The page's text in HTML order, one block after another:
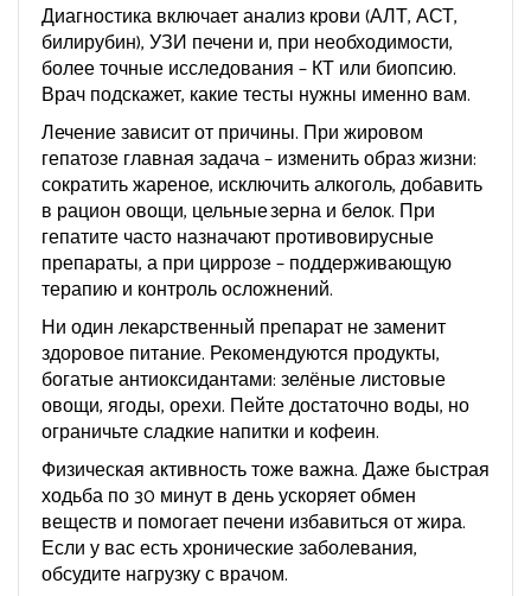
Диагностика включает анализ крови (АЛТ, АСТ,
билирубин), УЗИ печени и, при необходимости,
более точные исследования – КТ или биопсию.
Врач подскажет, какие тесты нужны именно вам.
Лечение зависит от причины. При жировом
гепатозе главная задача – изменить образ жизни:
сократить жареное, исключить алкоголь, добавить
в рацион овощи, цельные зерна и белок. При
гепатите часто назначают противовирусные
препараты, а при циррозе – поддерживающую
терапию и контроль осложнений.
Ни один лекарственный препарат не заменит
здоровое питание. Рекомендуются продукты,
богатые антиоксидантами: зелёные листовые
овощи, ягоды, орехи. Пейте достаточно воды, но
ограничьте сладкие напитки и кофеин.
Физическая активность тоже важна. Даже быстрая
ходьба по 30 минут в день ускоряет обмен
веществ и помогает печени избавиться от жира.
Если у вас есть хронические заболевания,
обсудите нагрузку с врачом.